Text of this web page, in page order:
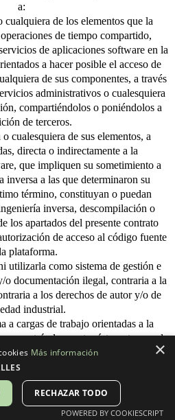
a:
de los elementos que la
de tiempo compartido,
de aplicaciones software en la
a hacer posible el acceso de
de sus componentes, a través
administrativos o cualesquiera
compartiéndolos o poniéndolos a
de terceros.
cualesquiera de sus elementos, a
directa o indirectamente a la
que impliquen su sometimiento a
inversa a las que determinaron su
término, constituyan o puedan
inversa, descompilación o
los apartados del presente contrato
de acceso al código fuente
plataforma.
utilizarla como sistema de gestión e
documentación ilegal, contraria a la
a los derechos de autor y/o de
industrial.
a cargas de trabajo orientadas a la
entre éstas, ataques de
o situaciones semejantes. En caso
el nivel de servicio acordado,
considerada una situación de
tanto Ganostar, S.L. responsabilidad
disponibilidad del servicio.
×
Más información
RECHAZAR TODO
POWERED BY COOKIESCRIPT